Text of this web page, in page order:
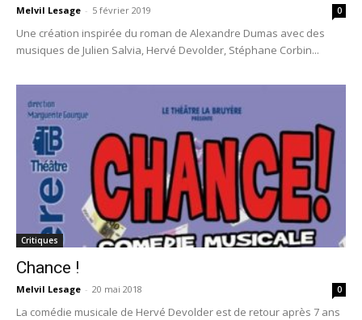
Melvil Lesage - 5 février 2019 0
Une création inspirée du roman de Alexandre Dumas avec des
musiques de Julien Salvia, Hervé Devolder, Stéphane Corbin...
Critiques
Chance !
Melvil Lesage - 20 mai 2018 0
La comédie musicale de Hervé Devolder est de retour après 7 ans